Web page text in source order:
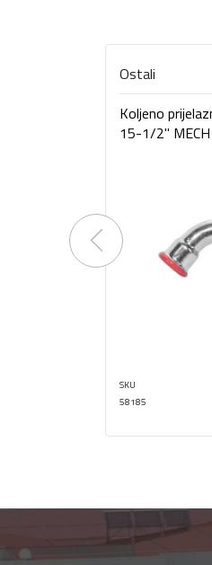
Ostali
Koljeno
15-1/2" MECH
SKU
58185
Previous